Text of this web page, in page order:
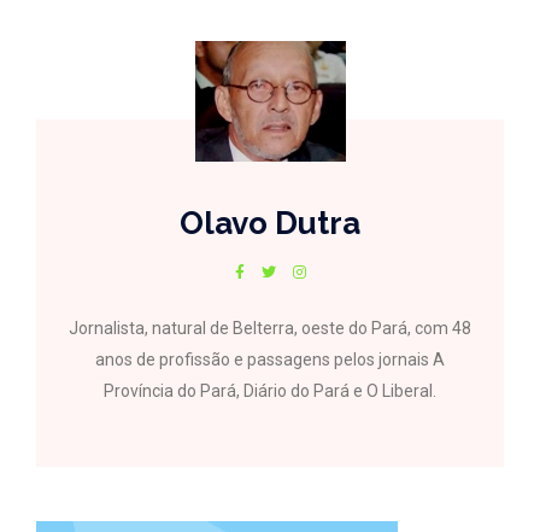
Olavo Dutra
Jornalista, natural de Belterra, oeste do Pará, com 48
anos de profissão e passagens pelos jornais A
Província do Pará, Diário do Pará e O Liberal.